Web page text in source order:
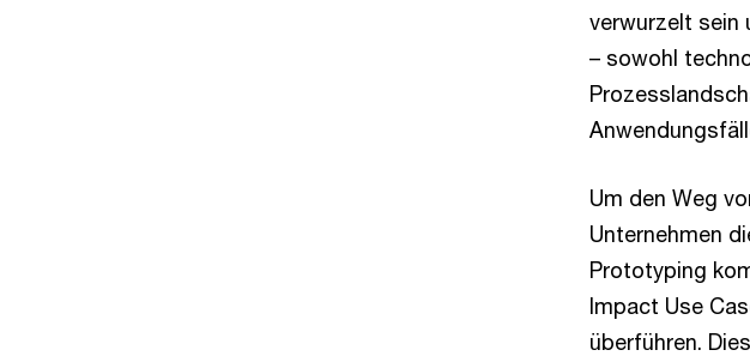
verwurzelt sein
– sowohl
Um den Weg
Unternehmen
Prototyping
Impact Use
überführen.